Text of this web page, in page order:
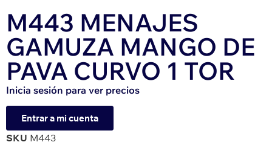
M443 MENAJES
GAMUZA MANGO DE
PAVA CURVO 1 TOR
Inicia sesión para ver precios
Entrar a mi cuenta
SKU M443